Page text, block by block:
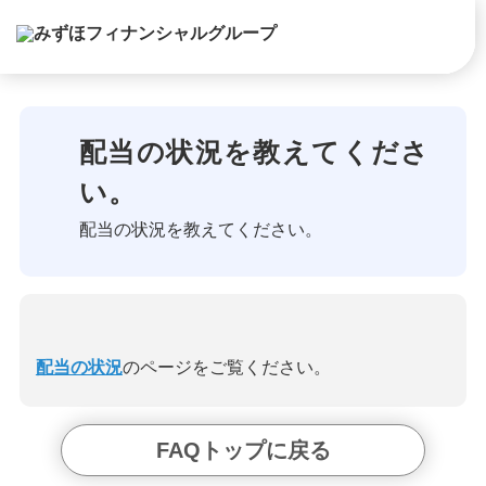
配当の状況を教えてくださ
い。
配当の状況を教えてください。
配当の状況のページをご覧ください。
FAQトップに戻る